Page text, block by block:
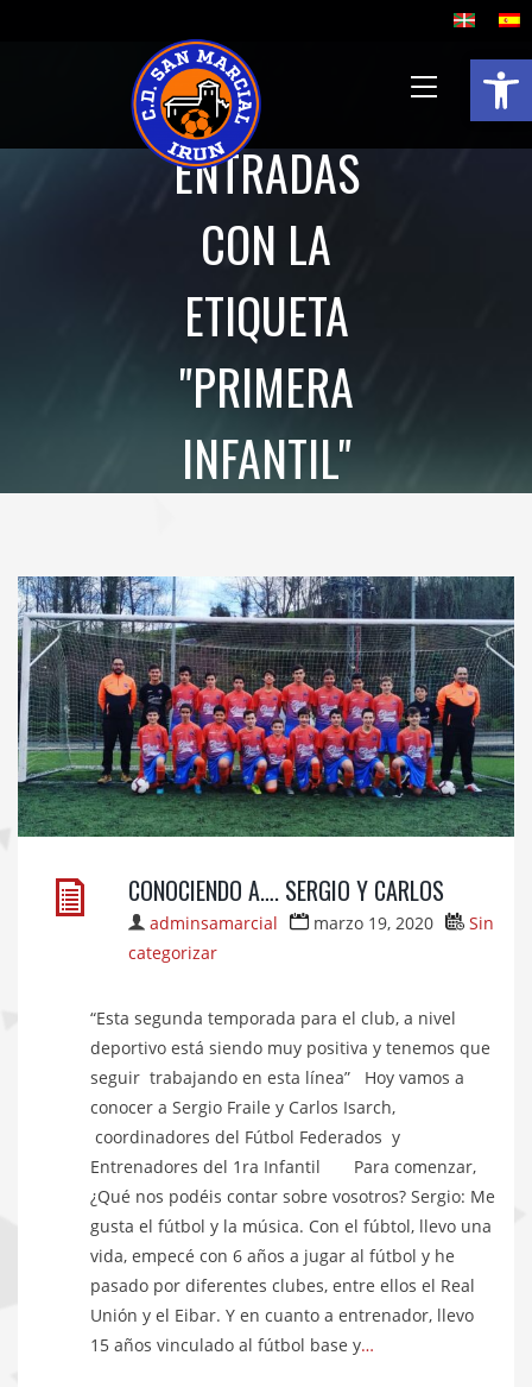
Abrir
ENTRADAS
CON LA
ETIQUETA
"PRIMERA
INFANTIL"
CONOCIENDO A…. SERGIO Y CARLOS
adminsamarcial marzo 19, 2020
Sin
categorizar
“Esta segunda temporada para el club, a nivel
deportivo está siendo muy positiva y tenemos que
seguir trabajando en esta línea” Hoy vamos a
conocer a Sergio Fraile y Carlos Isarch,
coordinadores del Fútbol Federados y
Entrenadores del 1ra Infantil Para comenzar,
¿Qué nos podéis contar sobre vosotros? Sergio: Me
gusta el fútbol y la música. Con el fúbtol, llevo una
vida, empecé con 6 años a jugar al fútbol y he
pasado por diferentes clubes, entre ellos el Real
Unión y el Eibar. Y en cuanto a entrenador, llevo
15 años vinculado al fútbol base y…